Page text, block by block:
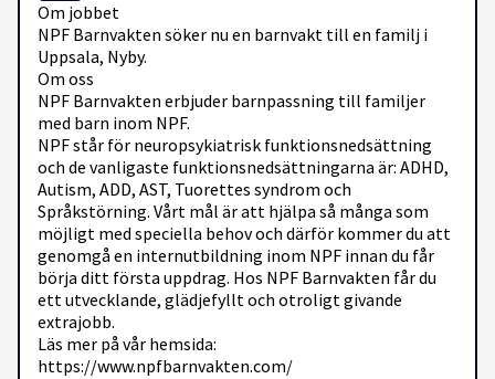
Om jobbet
NPF Barnvakten söker nu en barnvakt till en familj i
Uppsala, Nyby.
Om oss
NPF Barnvakten erbjuder barnpassning till familjer
med barn inom NPF.
NPF står för neuropsykiatrisk funktionsnedsättning
och de vanligaste funktionsnedsättningarna är: ADHD,
Autism, ADD, AST, Tuorettes syndrom och
Språkstörning. Vårt mål är att hjälpa så många som
möjligt med speciella behov och därför kommer du att
genomgå en internutbildning inom NPF innan du får
börja ditt första uppdrag. Hos NPF Barnvakten får du
ett utvecklande, glädjefyllt och otroligt givande
extrajobb.
Läs mer på vår hemsida:
https://www.npfbarnvakten.com/